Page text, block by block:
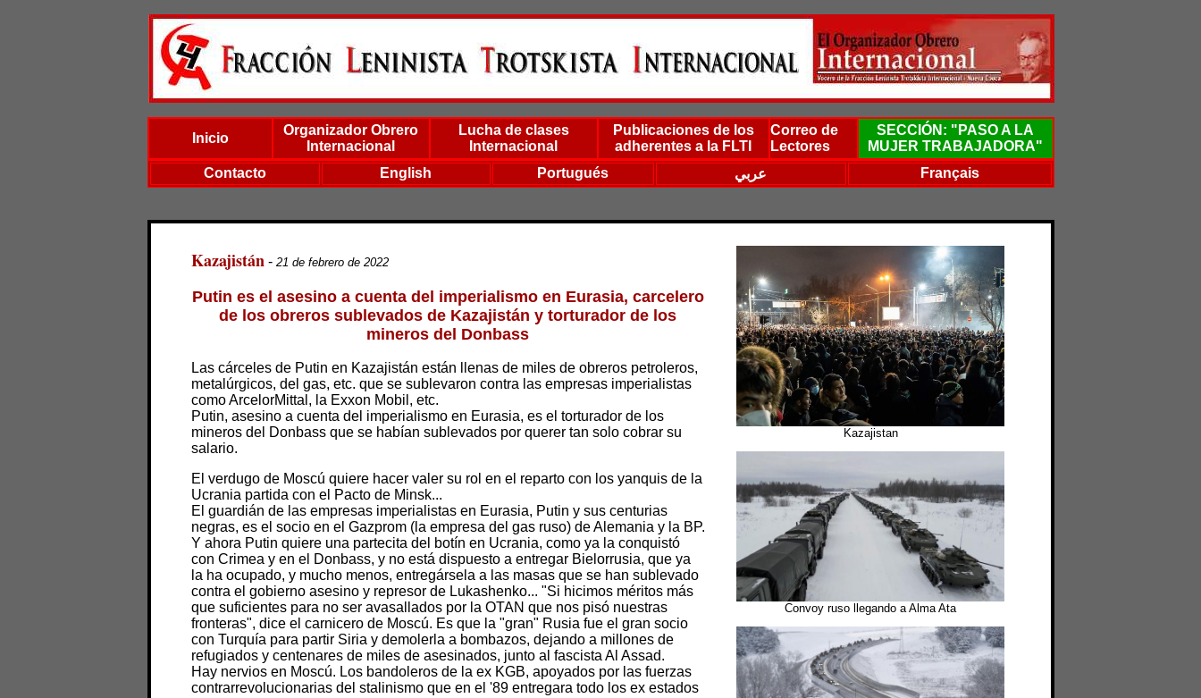
Inicio
Organizador Obrero
Internacional
Lucha de clases
Internacional
Publicaciones de los
adherentes a la FLTI
Correo de
Lectores
SECCIÓN: "PASO A LA
MUJER TRABAJADORA"
Contacto
English Portugués عربي Français
Kazajistán - 21 de febrero de 2022
Putin es el asesino a cuenta del imperialismo en Eurasia, carcelero
de los obreros sublevados de Kazajistán y torturador de los
mineros del Donbass
Las cárceles de Putin en Kazajistán están llenas de miles de obreros petroleros,
metalúrgicos, del gas, etc. que se sublevaron contra las empresas imperialistas
como ArcelorMittal, la Exxon Mobil, etc.
Putin, asesino a cuenta del imperialismo en Eurasia, es el torturador de los
mineros del Donbass que se habían sublevados por querer tan solo cobrar su
salario.
El verdugo de Moscú quiere hacer valer su rol en el reparto con los yanquis de la
Ucrania partida con el Pacto de Minsk...
El guardián de las empresas imperialistas en Eurasia, Putin y sus centurias
negras, es el socio en el Gazprom (la empresa del gas ruso) de Alemania y la BP.
Y ahora Putin quiere una partecita del botín en Ucrania, como ya la conquistó
con Crimea y en el Donbass, y no está dispuesto a entregar Bielorrusia, que ya
la ha ocupado, y mucho menos, entregársela a las masas que se han sublevado
contra el gobierno asesino y represor de Lukashenko... "Si hicimos méritos más
que suficientes para no ser avasallados por la OTAN que nos pisó nuestras
fronteras", dice el carnicero de Moscú. Es que la "gran" Rusia fue el gran socio
con Turquía para partir Siria y demolerla a bombazos, dejando a millones de
refugiados y centenares de miles de asesinados, junto al fascista Al Assad.
Hay nervios en Moscú. Los bandoleros de la ex KGB, apoyados por las fuerzas
contrarrevolucionarias del stalinismo que en el '89 entregara todo los ex estados
Kazajistan
Convoy ruso llegando a Alma Ata